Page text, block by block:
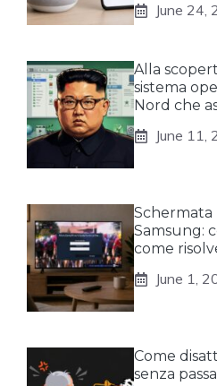
June 24,
Alla
sistema
Nord che
June 11,
Schermata
Samsung:
come
June 1,
Come
senza